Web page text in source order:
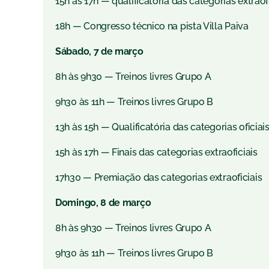
18h — Congresso técnico na pista Villa Paiva
Sábado, 7 de março
8h às 9h30 — Treinos livres Grupo A
9h30 às 11h — Treinos livres Grupo B
13h às 15h — Qualificatória das categorias oficiais
15h às 17h — Finais das categorias extraoficiais
17h30 — Premiação das categorias extraoficiais
Domingo, 8 de março
8h às 9h30 — Treinos livres Grupo A
9h30 às 11h — Treinos livres Grupo B